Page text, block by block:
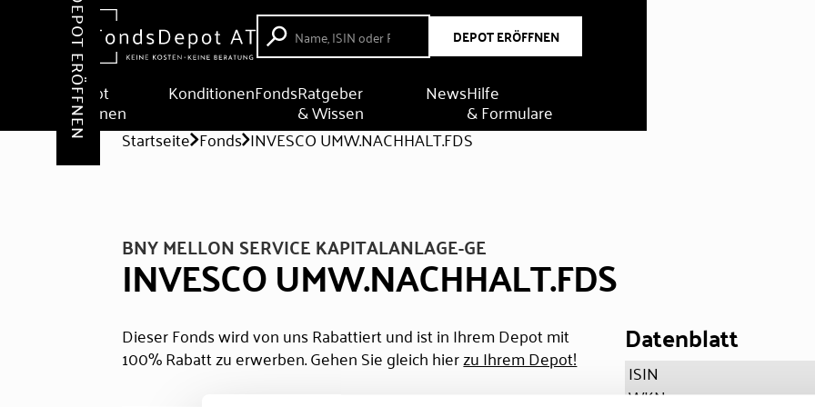
DEPOT ERÖFFNEN
Depot
eröffnen
KonditionenFondsRatgeber
& Wissen
NewsHilfe
& Formulare
DEPOT ERÖFFNEN Startseite Fonds INVESCO UMW.NACHHALT.FDS
BNY MELLON SERVICE KAPITALANLAGE-GE
INVESCO UMW.NACHHALT.FDS
Dieser Fonds wird von uns Rabattiert und ist in Ihrem Depot mit
100% Rabatt zu erwerben. Gehen Sie gleich hierzu Ihrem Depot! Datenblatt
ISIN
WKN